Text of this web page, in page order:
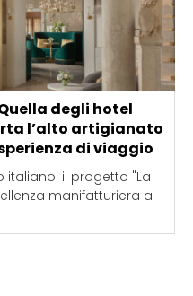
degli hotel
l’alto artigianato
di viaggio
italiano: il progetto "La
manifatturiera al